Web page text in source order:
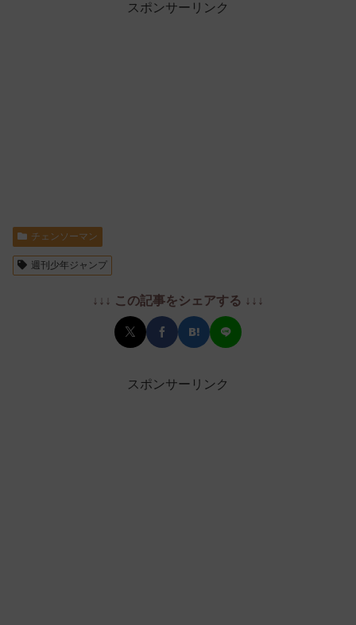
スポンサーリンク
チェンソーマン
週刊少年ジャンプ
↓↓↓ この記事をシェアする ↓↓↓
スポンサーリンク